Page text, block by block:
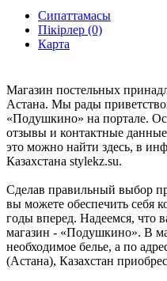
Сипаттамасы
Пікірлер (0)
Карта
Магазин постельных
Астана. Мы рады
«Подушкино» на портале.
отзывы и контактные
это можно найти здесь, в
Казахстана stylekz.su.
Сделав правильный выбор
вы можете обеспечить себя
годы вперед. Надеемся, что
магазин - «Подушкино». В
необходимое белье, а по
(Астана), Казахстан